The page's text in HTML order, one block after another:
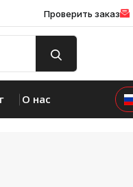
Проверить заказ
О нас